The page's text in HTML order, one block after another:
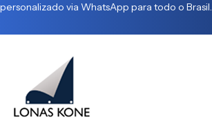
personalizado via WhatsApp para todo o Brasil.